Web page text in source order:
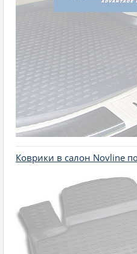
Коврики в салон Novline